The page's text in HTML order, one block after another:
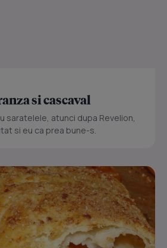
si cascaval
saratelele, atunci dupa Revelion,
si eu ca prea bune-s.